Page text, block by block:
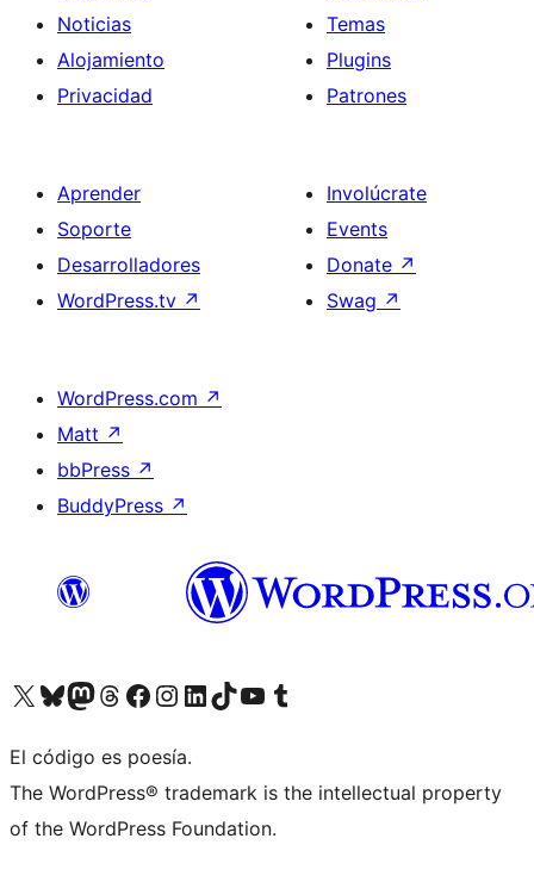
Noticias
Alojamiento
Privacidad
Temas
Plugins
Patrones
Aprender
Soporte
Desarrolladores
WordPress.tv ↗
Involúcrate
Events
Donate ↗
Swag ↗
WordPress.com ↗
Matt ↗
bbPress ↗
BuddyPress ↗
Visit our X (formerly Twitter) account
Visit our Bluesky account
Visit our Mastodon account
Visit our Threads account
Visita nuestra página de Facebook
Visita nuestra cuenta de Instagram
Visita nuestra cuenta de LinkedIn
Visit our TikTok account
Visita nuestro canal de YouTube
Visit our Tumblr account
El código es poesía.
The WordPress® trademark is the intellectual property
of the WordPress Foundation.